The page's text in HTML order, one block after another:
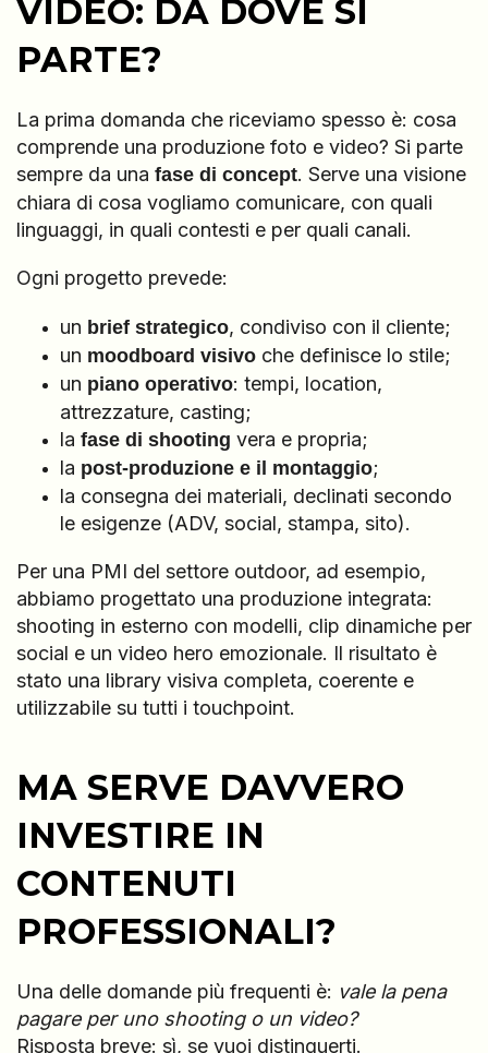
VIDEO: DA DOVE SI
PARTE?
La prima domanda che riceviamo spesso è: cosa
comprende una produzione foto e video? Si parte
sempre da una fase di concept. Serve una visione
chiara di cosa vogliamo comunicare, con quali
linguaggi, in quali contesti e per quali canali.
Ogni progetto prevede:
un brief strategico, condiviso con il cliente;
un moodboard visivo che definisce lo stile;
un piano operativo: tempi, location,
attrezzature, casting;
la fase di shooting vera e propria;
la post-produzione e il montaggio;
la consegna dei materiali, declinati secondo
le esigenze (ADV, social, stampa, sito).
Per una PMI del settore outdoor, ad esempio,
abbiamo progettato una produzione integrata:
shooting in esterno con modelli, clip dinamiche per
social e un video hero emozionale. Il risultato è
stato una library visiva completa, coerente e
utilizzabile su tutti i touchpoint.
MA SERVE DAVVERO
INVESTIRE IN
CONTENUTI
PROFESSIONALI?
Una delle domande più frequenti è: vale la pena
pagare per uno shooting o un video?
Risposta breve: sì, se vuoi distinguerti.